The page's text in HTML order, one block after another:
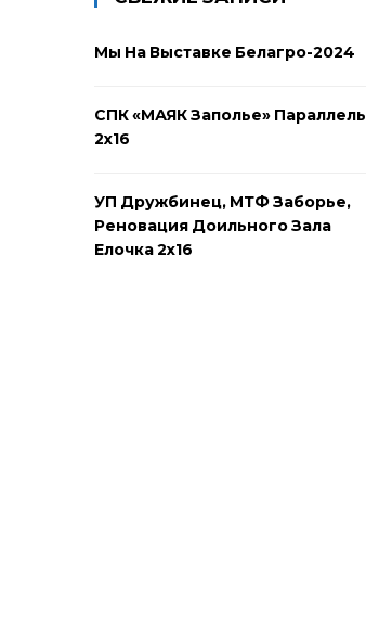
Мы На Выставке Белагро-2024
СПК «МАЯК Заполье» Параллель
2х16
УП Дружбинец, МТФ Заборье,
Реновация Доильного Зала
Елочка 2х16